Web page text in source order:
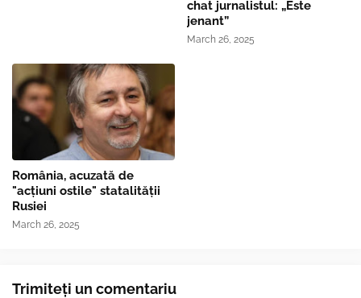
chat jurnalistul: „Este
jenant”
March 26, 2025
România, acuzată de
"acțiuni ostile" statalității
Rusiei
March 26, 2025
Trimiteți un comentariu